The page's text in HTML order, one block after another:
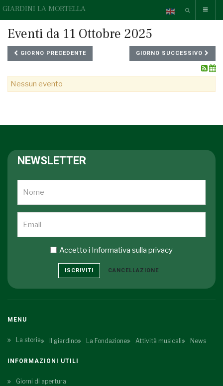
GIARDINI LA MORTELLA
Eventi da 11 Ottobre 2025
GIORNO PRECEDENTE GIORNO SUCCESSIVO
Nessun evento
NEWSLETTER
Accetto i Informativa sulla privacy
ISCRIVITI CANCELLAZIONE
MENU
La storia Il giardino La Fondazione Attività musicali News
INFORMAZIONI UTILI
Giorni di apertura